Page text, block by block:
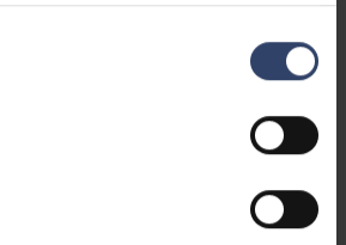
osallistuneiden